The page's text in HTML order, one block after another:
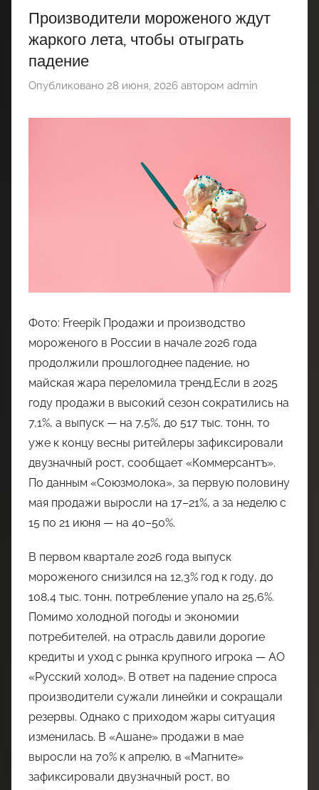
Производители мороженого ждут
жаркого лета, чтобы отыграть
падение
Опубликовано 28 июня, 2026 автором admin
Фото: Freepik Продажи и производство
мороженого в России в начале 2026 года
продолжили прошлогоднее падение, но
майская жара переломила тренд.Если в 2025
году продажи в высокий сезон сократились на
7,1%, а выпуск — на 7,5%, до 517 тыс. тонн, то
уже к концу весны ритейлеры зафиксировали
двузначный рост, сообщает «Коммерсантъ».
По данным «Союзмолока», за первую половину
мая продажи выросли на 17–21%, а за неделю с
15 по 21 июня — на 40–50%.
В первом квартале 2026 года выпуск
мороженого снизился на 12,3% год к году, до
108,4 тыс. тонн, потребление упало на 25,6%.
Помимо холодной погоды и экономии
потребителей, на отрасль давили дорогие
кредиты и уход с рынка крупного игрока — АО
«Русский холод». В ответ на падение спроса
производители сужали линейки и сокращали
резервы. Однако с приходом жары ситуация
изменилась. В «Ашане» продажи в мае
выросли на 70% к апрелю, в «Магните»
зафиксировали двузначный рост, во